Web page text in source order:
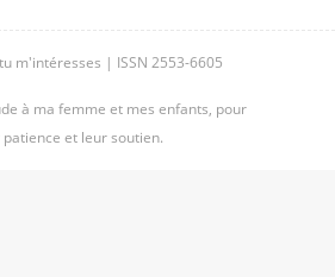
m'intéresses | ISSN 2553-6605
à ma femme et mes enfants, pour
patience et leur soutien.